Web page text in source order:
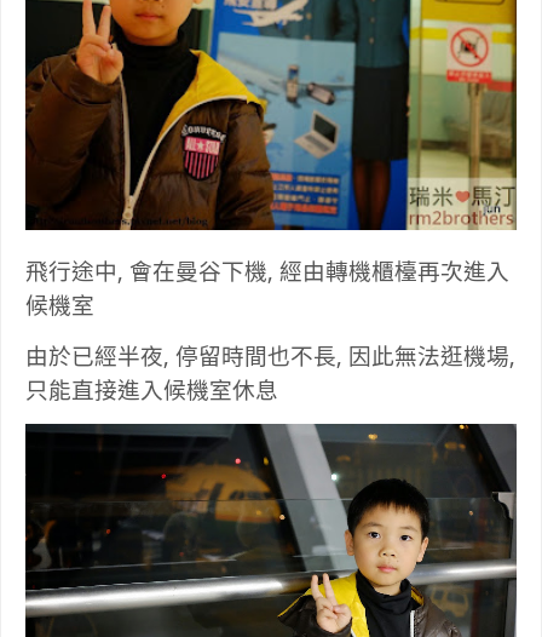
飛行途中, 會在曼谷下機, 經由轉機櫃檯再次進入
候機室
由於已經半夜, 停留時間也不長, 因此無法逛機場,
只能直接進入候機室休息